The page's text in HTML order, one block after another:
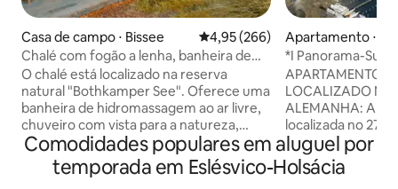
Casa de campo ⋅ Bissee 4,95 de uma avaliação média de
4,95 (266)
Chalé com fogão a lenha, banheira de
hidromassagem e sauna a vapor
O chalé está localizado na reserva
natural "Bothkamper See". Oferece uma
banheira de hidromassagem ao ar livre,
chuveiro com vista para a natureza,
sauna a vapor, fogão a lenha, terraço,
sofá XXL e cama super king size, cozinha
totalmente equipada, máquina de gelo,
Apartamento ⋅
*I Panorama-
Schleswig
APARTAMENTO
LOCALIZADO NO
ALEMANHA: A
localizada no 27º
oferece uma
Mar Báltico Schlei
Schleswig. A
Comodidades populares em aluguel por
temporada em Eslésvico-Holsácia